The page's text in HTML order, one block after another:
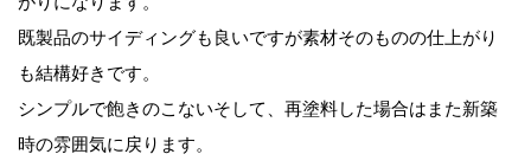
既製品のサイディングも良いですが素材そのものの仕上がり
も結構好きです。
シンプルで飽きのこないそして、再塗料した場合はまた新築
時の雰囲気に戻ります。